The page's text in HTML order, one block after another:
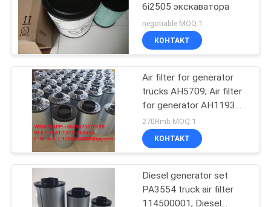
СВЯЖИТЕСЬ
МЫ
НОВОСТИ
СЛУЧАИ
КАРТА
САЙТА
Гидравлический
элемент фильтра
для масла
Дизельный патрон
фильтра
6i2505 экскаватора
negotiable MOQ:1
КОНТАКТ
Air filter for generator
trucks AH5709; Air filter
for generator AH1193
Marine filter element
P537453 PA3556
270Rmb MOQ:1
КОНТАКТ
Diesel generator set
PA3554 truck air filter
114500001; Diesel